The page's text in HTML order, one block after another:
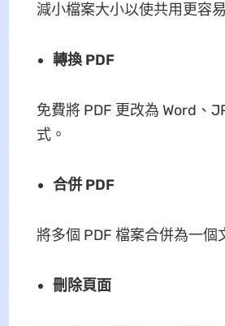
減小檔案大小以使共用更容
轉換 PDF
免費將 PDF 更改為 Word、
式。
合併 PDF
將多個 PDF 檔案合併為一個
刪除頁面